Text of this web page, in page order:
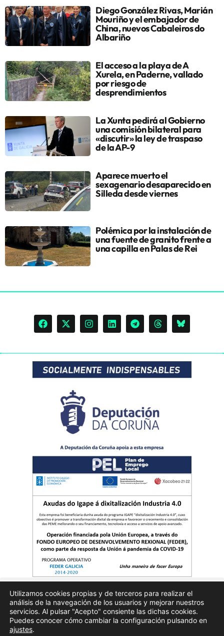
Diego González Rivas, Marián
Mouriño y el embajador de
China, nuevos Cabaleiros do
Albariño
El acceso a la playa de A
Xurela, en Paderne, vallado
por riesgo de
desprendimientos
La Xunta pedirá al Gobierno
una comisión bilateral para
«discutir» la ley de traspaso
de la AP-9
Aparece muerto el
sexagenario desaparecido en
Silleda desde viernes
Polémica por la instalación de
una fuente de granito frente a
una capilla en Palas de Rei
Quienes somos Publicidad Aviso Legal Politicas de privacidad
Utilizamos cookies propias y de terceros para realizar el
análisis de la navegación de los usuarios y mejorar nuestros
servicios. Al pulsar "Acepto" consiente las dichas cookies.
Puedes conocer cómo cambiar la configuración pulsando en
ajustes.